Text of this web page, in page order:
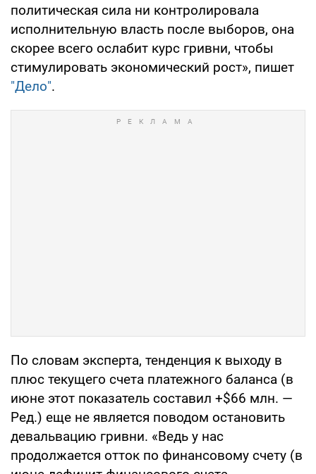
политическая сила ни контролировала
исполнительную власть после выборов, она
скорее всего ослабит курс гривни, чтобы
стимулировать экономический рост», пишет
"Дело".
По словам эксперта, тенденция к выходу в
плюс текущего счета платежного баланса (в
июне этот показатель составил +$66 млн. —
Ред.) еще не является поводом остановить
девальвацию гривни. «Ведь у нас
продолжается отток по финансовому счету (в